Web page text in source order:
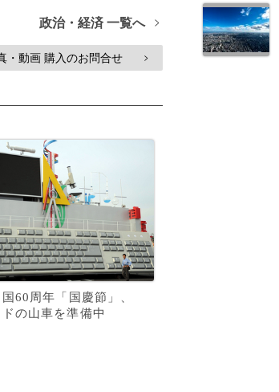
政治・経済 一覧へ >
・動画 購入のお問合せ >
60周年「国慶節」、
の山車を準備中